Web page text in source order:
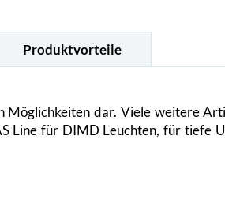
Produktvorteile
dar. Viele weitere
Line für DIMD Leuchten, für tiefe